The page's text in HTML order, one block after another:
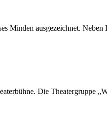
Minden ausgezeichnet.
Die Theatergruppe